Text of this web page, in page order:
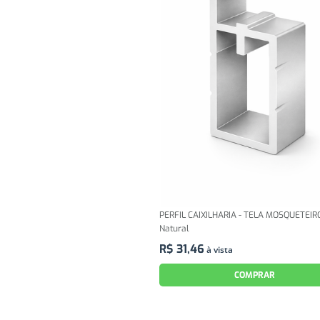
PERFIL CAIXILHARIA - TELA
Natural
R$ 31,46 à vista
COMPRAR